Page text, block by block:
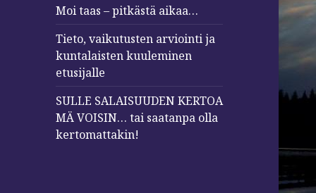
Moi taas – pitkästä aikaa…
Tieto, vaikutusten arviointi ja
kuntalaisten kuuleminen
etusijalle
SULLE SALAISUUDEN KERTOA
MÄ VOISIN… tai saatanpa olla
kertomattakin!